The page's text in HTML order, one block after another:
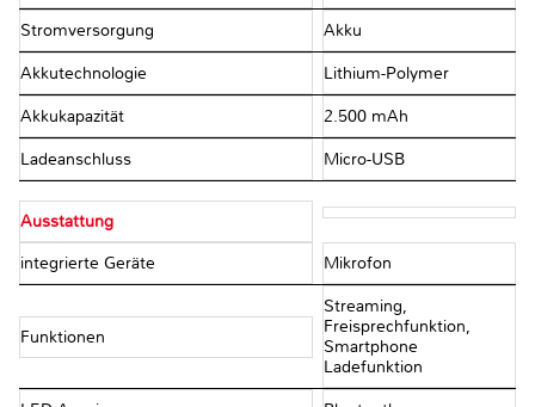
Stromversorgung Akku
Akkutechnologie Lithium-Polymer
Akkukapazität 2.500 mAh
Ladeanschluss Micro-USB
Ausstattung
integrierte Geräte Mikrofon
Funktionen
Streaming,
Freisprechfunktion,
Smartphone
Ladefunktion